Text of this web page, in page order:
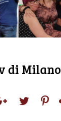
di Milano